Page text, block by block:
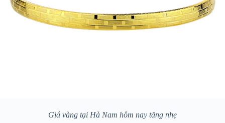
Giá vàng tại Hà Nam hôm nay tăng nhẹ